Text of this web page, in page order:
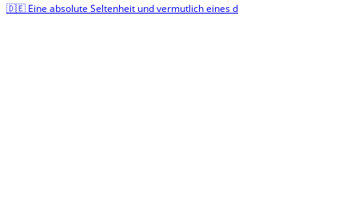
🇩🇪 Eine absolute Seltenheit und vermutlich eines d